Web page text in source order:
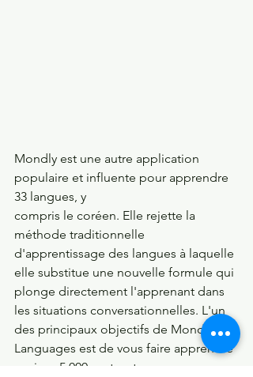
Mondly est une autre application
populaire et influente pour apprendre
33 langues, y
compris le coréen. Elle rejette la
méthode traditionnelle
d'apprentissage des langues à laquelle
elle substitue une nouvelle formule qui
plonge directement l'apprenant dans
les situations conversationnelles. L'un
des principaux objectifs de Mondly
Languages est de vous faire apprendre
environ 5.000 mots, et ce en vous